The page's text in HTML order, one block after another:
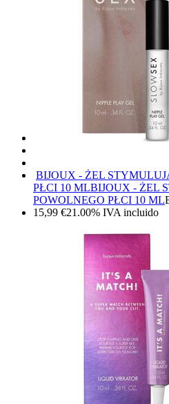
BIJOUX - ŻEL
PŁCI 10 MLBIJOUX - ŻEL
POWOLNEGO PŁCI 10 ML
15,99 €21.00% IVA incluido